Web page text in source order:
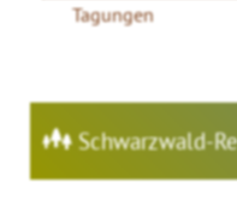
Tagungen
Schwarzwald-